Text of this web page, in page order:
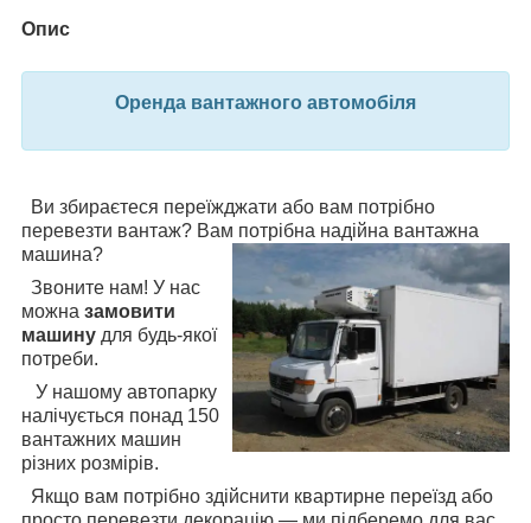
Опис
Оренда вантажного автомобіля
Ви збираєтеся переїжджати або вам потрібно
перевезти вантаж? Вам потрібна надійна вантажна
машина?
Звоните нам! У нас
можна замовити
машину для будь-якої
потреби.
У нашому автопарку
налічується понад 150
вантажних машин
різних розмірів.
Якщо вам потрібно здійснити квартирне переїзд або